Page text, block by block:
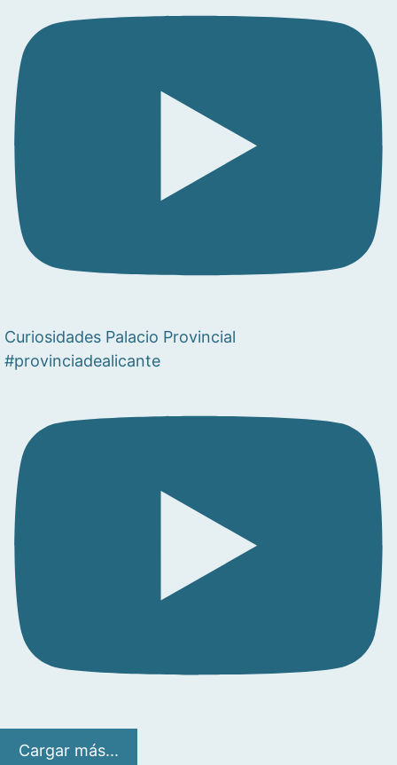
Curiosidades Palacio Provincial
#provinciadealicante
Cargar más...